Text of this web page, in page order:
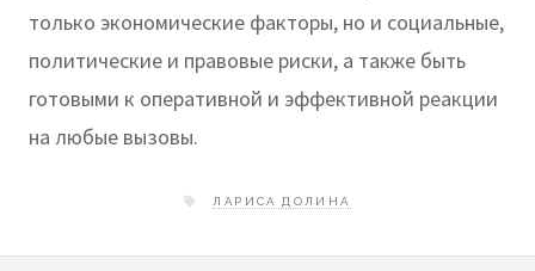
только экономические факторы, но и социальные,
политические и правовые риски, а также быть
готовыми к оперативной и эффективной реакции
на любые вызовы.
ЛАРИСА ДОЛИНА